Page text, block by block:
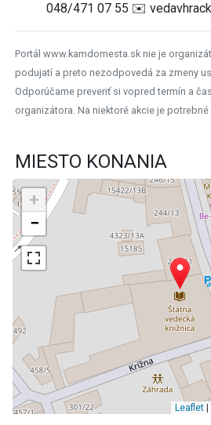
048/471 07 55 ✉️
Portál www.kamdomesta.sk nie je
podujatí a preto nezodpovedá za zmeny
Odporúčame preveriť si vopred termín a
organizátora. Na niektoré akcie je
MIESTO KONANIA
+
−
Leaflet|